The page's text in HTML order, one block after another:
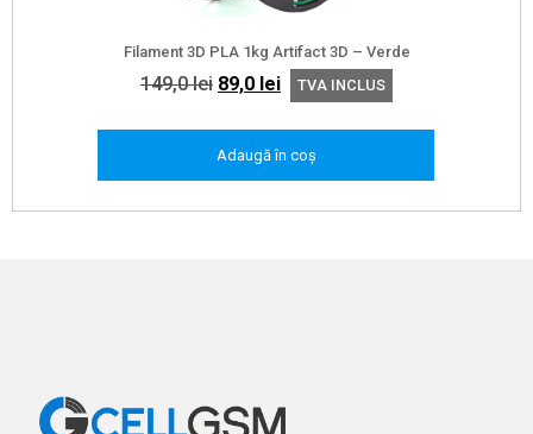
Filament 3D PLA 1kg Artifact 3D – Verde
149,0lei Prețul
fost:
89,0 leiPrețul
89,0 lei.
TVA INCLUS
Adaugă în coș